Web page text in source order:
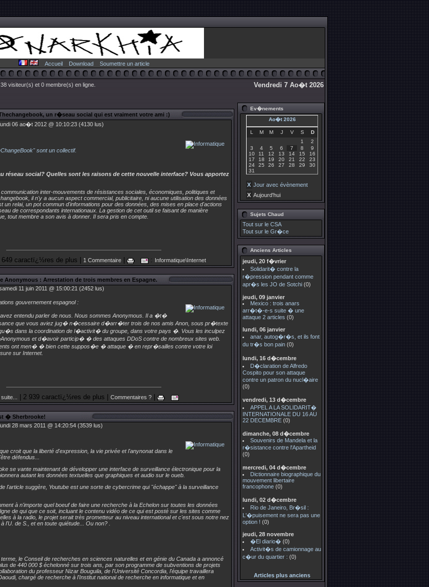
Accueil Download Soumettre un article
38 visiteur(s) et 0 membre(s) en ligne. Vendredi 7 Ao�t 2026
un r�seau social qui est vraiment votre ami :)
06 ao�t 2012 @ 10:10:23 (4130 lus)
sont un collectif.
réseau social? Quelles sont les raisons de cette nouvelle interface? Vous apportez
inter-mouvements de résistances sociales, économiques, politiques et
il n'y a aucun aspect commercial, publicitaire, ni aucune utilisation des données
un relai, un pot commun d'informations pour des données, des mises en place d'actions
de correspondants internationaux. La gestion de cet outil se faisant de manière
tout membre a son avis à donner. Il sera pris en compte.
649 caractï¿½res de plus | 1 Commentaire| : Informatique\Internet
Anonymous : Arrestation de trois membres en Espagne.
11 juin 2011 @ 15:00:21 (2452 lus)
gouvernement espagnol :
entendu parler de nous. Nous sommes Anonymous. Il a �t�
que vous aviez jug� n�cessaire d�arr�ter trois de nos amis Anon, sous pr�texte
dans la coordination de l�activit� du groupe, dans votre pays �. Vous les inculpez
et d�avoir particip� � des attaques DDoS contre de nombreux sites web.
ont men� � bien cette suppos�e � attaque � en repr�sailles contre votre loi
sur Internet.
| 2 939 caractï¿½res de plus | Commentaires ?|
� Sherbrooke!
28 mars 2011 @ 14:20:54 (3539 lus)
croit que la liberté d'expression, la vie privée et l'anynonat dans le
défendus...
se vante maintenant de développer une interface de surveillance électronique pour la
autant les données textuelles que graphiques et audio sur le oueb.
l'article suggère, Youtube est une sorte de cybercrime qui "échappe" à la surveillance
à n'importe quel boeuf de faire une recherche à la Echelon sur toutes les données
de qui que ce soit, incluant le contenu vidéo de ce qui est posté sur les sites comme
à la radio, le projet serait très prometteur au niveau international et c'est sous notre nez
l'U. de S., et en toute quiétude... Ou non? .
le Conseil de recherches en sciences naturelles et en génie du Canada a annoncé
de 440 000 $ échelonné sur trois ans, par son programme de subventions de projets
du professeur Nizar Bouguila, de l'Université Concordia, l'équipe travaillera
chargé de recherche à l'Institut national de recherche en informatique et en
Ev�nements
Ao�t 2026
L M M J V S
D
1
2
3
4 5 6 7 8
9
10
11 12 13 14 15
16
17
18 19 20 21 22
23
24
25 26 27 28 29
30
31
X Jour avec évènement
X Aujourd'hui
Sujets Chaud
Tout sur le CSA
Tout sur le Gr�ce
Anciens Articles
jeudi, 20 f�vrier
Solidarit� contre la
r�pression pendant comme
apr�s les JO de Sotchi (0)
jeudi, 09 janvier
Mexico : trois anars
arr�t�-e-s suite � une
attaque 2 articles (0)
lundi, 06 janvier
anar, autog�r�s, et ils font
du tr�s bon pain (0)
lundi, 16 d�cembre
D�claration de Alfredo
Cospito pour son attaque
contre un patron du nucl�aire
(0)
vendredi, 13 d�cembre
APPEL A LA SOLIDARIT�
INTERNATIONALE DU 16 AU
22 DECEMBRE (0)
dimanche, 08 d�cembre
Souvenirs de Mandela et la
r�sistance contre l'Apartheid
(0)
mercredi, 04 d�cembre
Dictionnaire biographique du
mouvement libertaire
francophone (0)
lundi, 02 d�cembre
Rio de Janeiro, Br�sil :
L'�puisement ne sera pas une
option ! (0)
jeudi, 28 novembre
�El diario� (0)
Activit�s de camionnage au
c�ur du quartier : (0)
Articles plus anciens